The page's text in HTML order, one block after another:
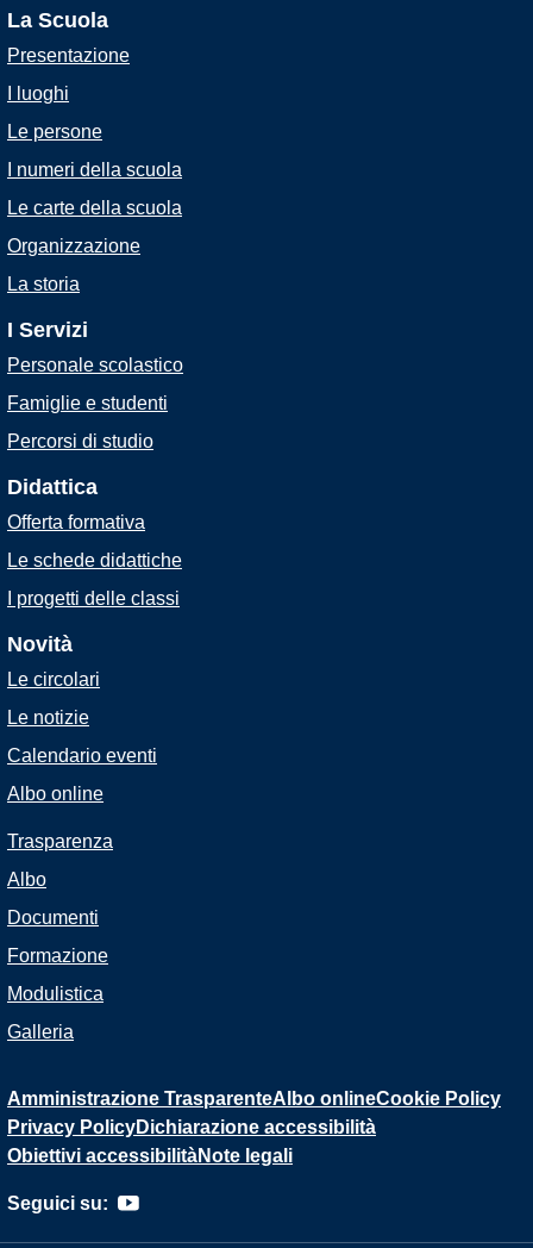
La Scuola
Presentazione
I luoghi
Le persone
I numeri della scuola
Le carte della scuola
Organizzazione
La storia
I Servizi
Personale scolastico
Famiglie e studenti
Percorsi di studio
Didattica
Offerta formativa
Le schede didattiche
I progetti delle classi
Novità
Le circolari
Le notizie
Calendario eventi
Albo online
Trasparenza
Albo
Documenti
Formazione
Modulistica
Galleria
Amministrazione TrasparenteAlbo onlineCookie Policy
Privacy PolicyDichiarazione accessibilità
Obiettivi accessibilitàNote legali
Seguici su: